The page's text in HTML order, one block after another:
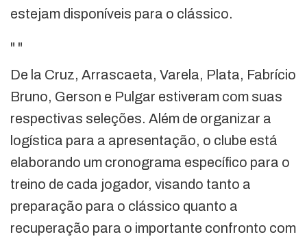
estejam disponíveis para o clássico.
" "
De la Cruz, Arrascaeta, Varela, Plata, Fabrício
Bruno, Gerson e Pulgar estiveram com suas
respectivas seleções. Além de organizar a
logística para a apresentação, o clube está
elaborando um cronograma específico para o
treino de cada jogador, visando tanto a
preparação para o clássico quanto a
recuperação para o importante confronto com